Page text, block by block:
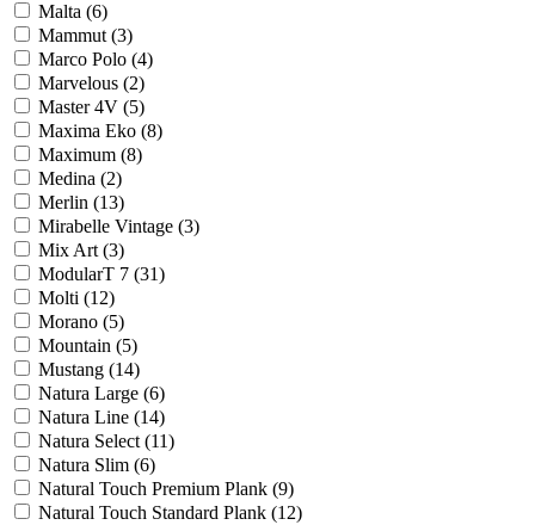
Malta (6)
Mammut (3)
Marco Polo (4)
Marvelous (2)
Master 4V (5)
Maxima Eko (8)
Maximum (8)
Medina (2)
Merlin (13)
Mirabelle Vintage (3)
Mix Art (3)
ModularT 7 (31)
Molti (12)
Morano (5)
Mountain (5)
Mustang (14)
Natura Large (6)
Natura Line (14)
Natura Select (11)
Natura Slim (6)
Natural Touch Premium Plank (9)
Natural Touch Standard Plank (12)